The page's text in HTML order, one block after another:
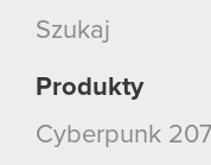
Szukaj
Produkty
Cyberpunk